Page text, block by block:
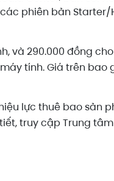
phiên bản Starter/
và 290.000 đồng
tính. Giá trên bao
lực thuê bao sản
truy cập Trung